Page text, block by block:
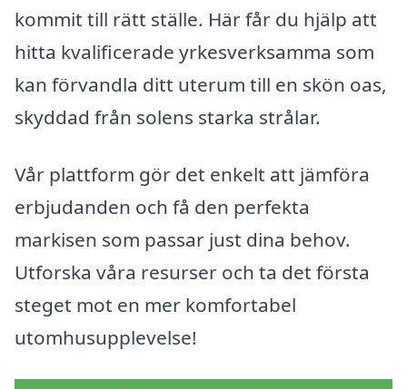
kommit till rätt ställe. Här får du hjälp att
hitta kvalificerade yrkesverksamma som
kan förvandla ditt uterum till en skön oas,
skyddad från solens starka strålar.
Vår plattform gör det enkelt att jämföra
erbjudanden och få den perfekta
markisen som passar just dina behov.
Utforska våra resurser och ta det första
steget mot en mer komfortabel
utomhusupplevelse!